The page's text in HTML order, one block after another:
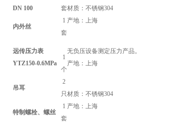
DN 100
套材质：不锈钢304
产地： 上海
内外丝
1
套
远传压力表
YTZ150-0.6MPa
1
个
无负压设备测定压力产品。
产地：上海
吊耳
2
只材质：不锈钢304
产地： 上海
特制螺栓、螺丝
1
套